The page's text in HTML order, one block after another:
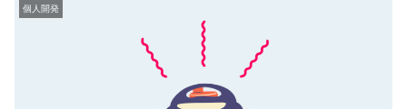
個人開発